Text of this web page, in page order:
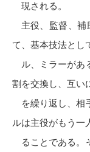
現される。
主役、監督、補
て、基本技法とし
ル、ミラーがあ
割を交換し、互い
を繰り返し、相
ルは主役がもう一
ることである。